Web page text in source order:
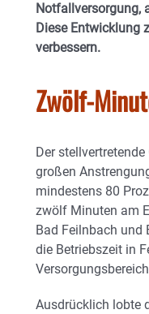
Notfallversorgung,
Diese Entwicklung
verbessern.
Zwölf-
Der
großen
mindestens 80
zwölf Minuten am
Bad Feilnbach und
die Betriebszeit in
Ausdrücklich lobte